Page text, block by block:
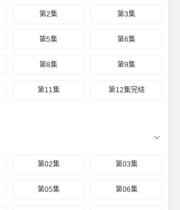
第2集 第3集
第5集 第6集
第8集 第9集
第11集 第12集完结
第02集 第03集
第05集 第06集